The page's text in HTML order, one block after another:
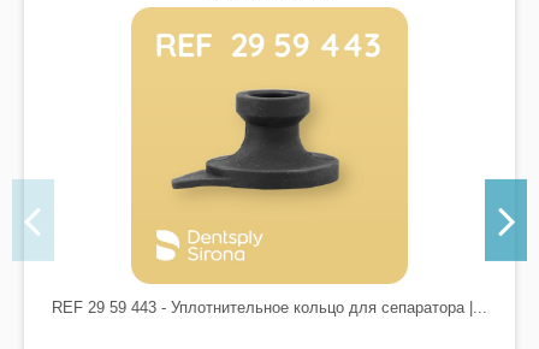
REF 29 59 443 - Уплотнительное кольцо для сепаратора |...